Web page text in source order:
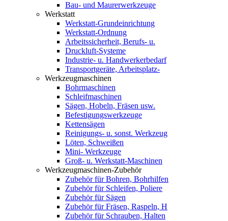
Bau- und Maurerwerkzeuge
Werkstatt
Werkstatt-Grundeinrichtung
Werkstatt-Ordnung
Arbeitssicherheit, Berufs- u.
Druckluft-Systeme
Industrie- u. Handwerkerbedarf
Transportgeräte, Arbeitsplatz-
Werkzeugmaschinen
Bohrmaschinen
Schleifmaschinen
Sägen, Hobeln, Fräsen usw.
Befestigungswerkzeuge
Kettensägen
Reinigungs- u. sonst. Werkzeug
Löten, Schweißen
Mini- Werkzeuge
Groß- u. Werkstatt-Maschinen
Werkzeugmaschinen-Zubehör
Zubehör für Bohren, Bohrhilfen
Zubehör für Schleifen, Poliere
Zubehör für Sägen
Zubehör für Fräsen, Raspeln, H
Zubehör für Schrauben, Halten